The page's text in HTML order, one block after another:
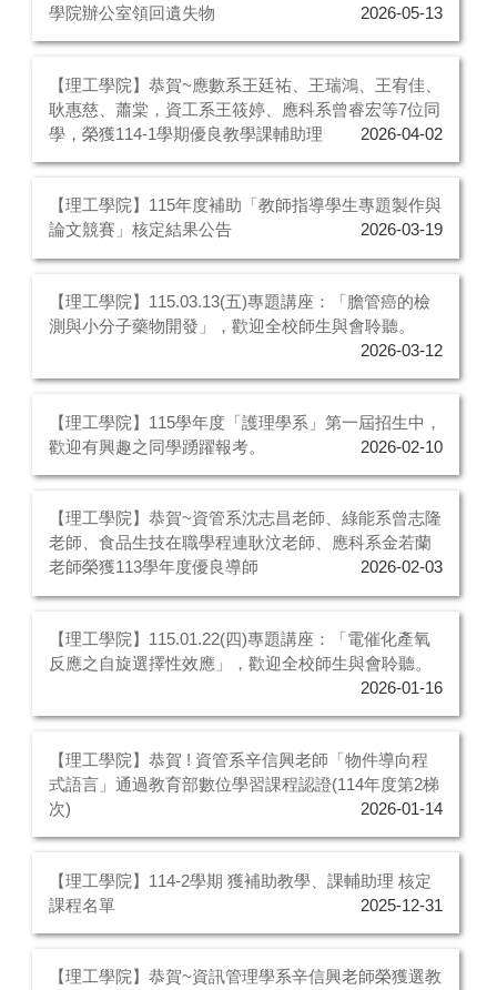
學院辦公室領回遺失物
2026-05-13
【理工學院】恭賀~應數系王廷祐、王瑞鴻、王宥佳、
耿惠慈、蕭棠，資工系王筱婷、應科系曾睿宏等7位同
學，榮獲114-1學期優良教學課輔助理
2026-04-02
【理工學院】115年度補助「教師指導學生專題製作與
論文競賽」核定結果公告
2026-03-19
【理工學院】115.03.13(五)專題講座：「膽管癌的檢
測與小分子藥物開發」，歡迎全校師生與會聆聽。
2026-03-12
【理工學院】115學年度「護理學系」第一屆招生中，
歡迎有興趣之同學踴躍報考。
2026-02-10
【理工學院】恭賀~資管系沈志昌老師、綠能系曾志隆
老師、食品生技在職學程連耿汶老師、應科系金若蘭
老師榮獲113學年度優良導師
2026-02-03
【理工學院】115.01.22(四)專題講座：「電催化產氧
反應之自旋選擇性效應」，歡迎全校師生與會聆聽。
2026-01-16
【理工學院】恭賀 ! 資管系辛信興老師「物件導向程
式語言」通過教育部數位學習課程認證(114年度第2梯
次)
2026-01-14
【理工學院】114-2學期 獲補助教學、課輔助理 核定
課程名單
2025-12-31
【理工學院】恭賀~資訊管理學系辛信興老師榮獲選教